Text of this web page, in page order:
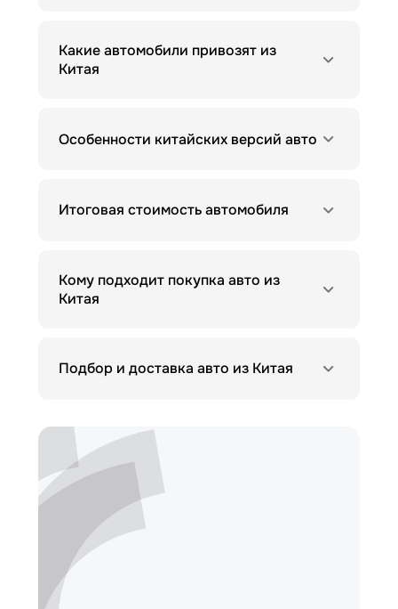
Какие автомобили привозят из
Китая
Особенности китайских версий авто
Итоговая стоимость автомобиля
Кому подходит покупка авто из
Китая
Подбор и доставка авто из Китая